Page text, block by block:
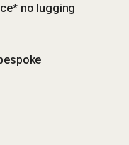
no lugging